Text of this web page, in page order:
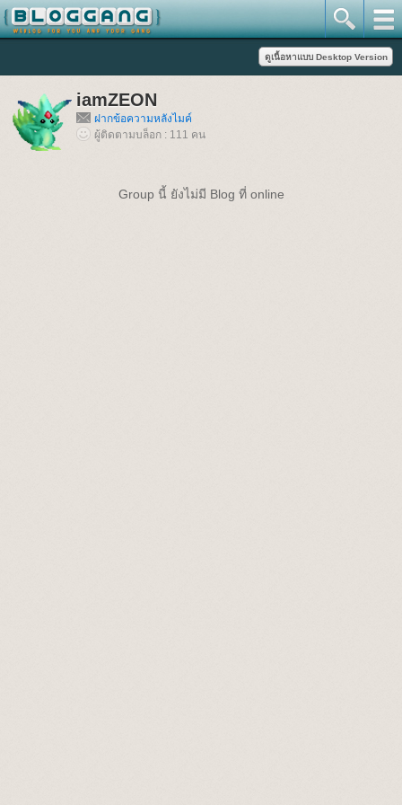
iamZEON
ฝากข้อความหลังไมค์
ผู้ติดตามบล็อก : 111 คน
Group นี้ ยังไม่มี Blog ที่ online